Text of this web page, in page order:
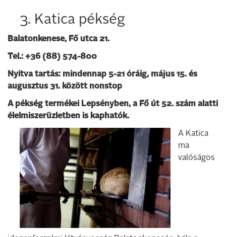
3. Katica pékség
Balatonkenese, Fő utca 21.
Tel.: +36 (88) 574-800
Nyitva tartás: mindennap 5-21 óráig, május 15. és
augusztus 31. között nonstop
A pékség termékei Lepsényben, a Fő út 52. szám alatti
élelmiszerüzletben is kaphatók.
A Katica
ma
valóságos